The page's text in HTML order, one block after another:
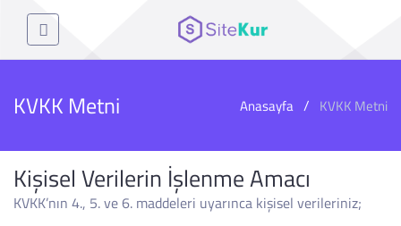
KVKK Metni Anasayfa KVKK Metni
Kişisel Verilerin İşlenme Amacı
KVKK’nın 4., 5. ve 6. maddeleri uyarınca kişisel verileriniz;